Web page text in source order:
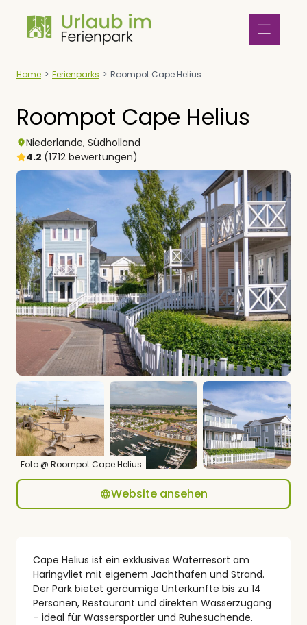
Inhalt
springen
Home > Ferienparks > Roompot Cape Helius
Roompot Cape Helius
Niederlande, Südholland
4.2 (1712 bewertungen)
Foto @ Roompot Cape Helius
Website ansehen
Cape Helius ist ein exklusives Waterresort am
Haringvliet mit eigenem Jachthafen und Strand.
Der Park bietet geräumige Unterkünfte bis zu 14
Personen, Restaurant und direkten Wasserzugang
– ideal für Wassersportler und Ruhesuchende.